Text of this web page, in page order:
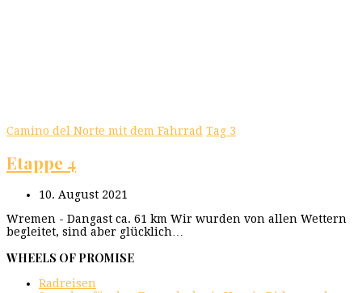
Camino del Norte mit dem Fahrrad Tag 3
Etappe 4
10. August 2021
Wremen - Dangast ca. 61 km Wir wurden von allen Wettern
begleitet, sind aber glücklich…
WHEELS OF PROMISE
Radreisen